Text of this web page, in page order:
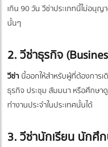
เกิน 90 วัน วีซ่าประเภทนี้ไม่อนุญ
นั้นๆ
2. วีซ่าธุรกิจ
วีซ่า นี้ออกให้สำหรับผู้ที่ต้องการเ
ธุรกิจ ประชุม สัมมนา หรือศึกษาดู
ทำงานประจำในประเทศนั้นได้
3. วีซ่านักเรียน นักศึ